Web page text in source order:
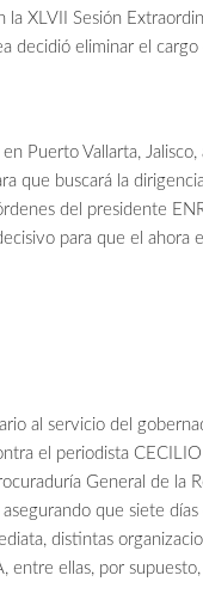
XLVII Sesión
decidió eliminar el cargo
Puerto Vallarta, Jalisco,
que buscará la
del presidente
para que el ahora
al servicio del
el periodista
General de la
que siete
distintas
entre ellas, por